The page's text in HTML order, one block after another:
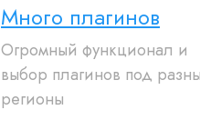
Много плагинов
Огромный функционал и
выбор плагинов под
регионы